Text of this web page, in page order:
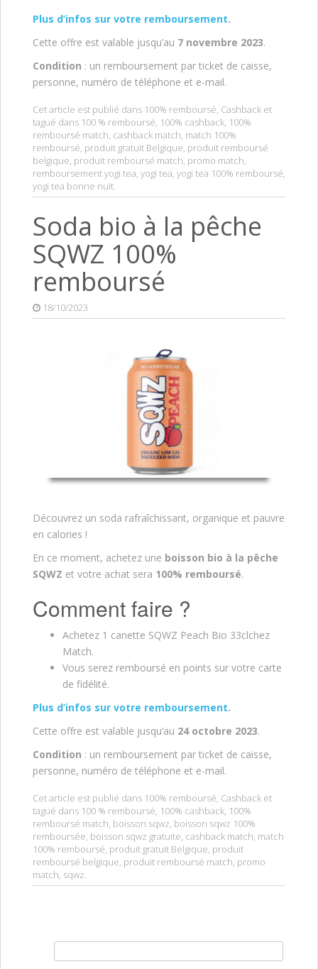
Plus d’infos sur votre remboursement.
Cette offre est valable jusqu’au 7 novembre 2023.
Condition : un remboursement par ticket de caisse,
personne, numéro de téléphone et e-mail.
Cet article est publié dans 100% remboursé, Cashback et
tagué dans 100 % remboursé, 100% cashback, 100%
remboursé match, cashback match, match 100%
remboursé, produit gratuit Belgique, produit remboursé
belgique, produit remboursé match, promo match,
remboursement yogi tea, yogi tea, yogi tea 100% remboursé,
yogi tea bonne nuit.
Soda bio à la pêche
SQWZ 100%
remboursé
18/10/2023
Découvrez un soda rafraîchissant, organique et pauvre
en calories !
En ce moment, achetez une boisson bio à la pêche
SQWZ et votre achat sera 100% remboursé.
Comment faire ?
Achetez 1 canette SQWZ Peach Bio 33clchez
Match.
Vous serez remboursé en points sur votre carte
de fidélité.
Plus d’infos sur votre remboursement.
Cette offre est valable jusqu’au 24 octobre 2023.
Condition : un remboursement par ticket de caisse,
personne, numéro de téléphone et e-mail.
Cet article est publié dans 100% remboursé, Cashback et
tagué dans 100 % remboursé, 100% cashback, 100%
remboursé match, boisson sqwz, boisson sqwz 100%
remboursée, boisson sqwz gratuite, cashback match, match
100% remboursé, produit gratuit Belgique, produit
remboursé belgique, produit remboursé match, promo
match, sqwz.